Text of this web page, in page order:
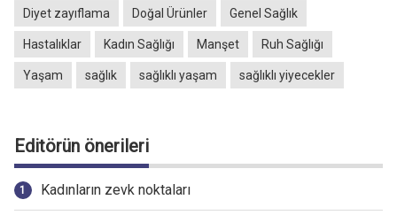
Diyet zayıflama Doğal Ürünler Genel Sağlık
Hastalıklar Kadın Sağlığı Manşet Ruh Sağlığı
Yaşam sağlık sağlıklı yaşam sağlıklı yiyecekler
Editörün önerileri
Kadınların zevk noktaları